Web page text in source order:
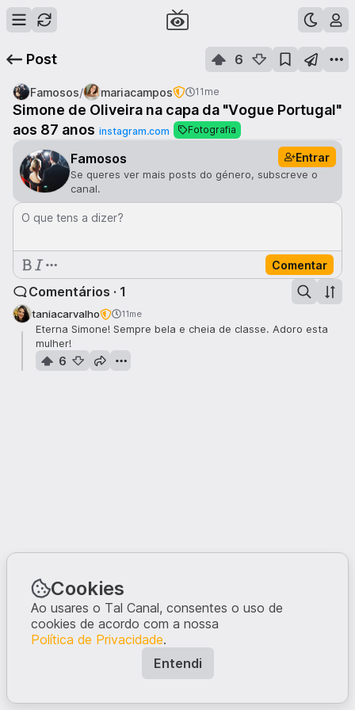
Post 6
Famosos/ mariacampos 11me
Simone de Oliveira na capa da "Vogue Portugal"
aos 87 anos instagram.com Fotografia
Famosos Entrar
Se queres ver mais posts do género, subscreve o
canal.
O que tens a dizer?
Comentar
Comentários · 1
taniacarvalho 11me
Eterna Simone! Sempre bela e cheia de classe. Adoro esta
mulher!
6
Cookies
Ao usares o Tal Canal, consentes o uso de
cookies de acordo com a nossa
Política de Privacidade.
Entendi